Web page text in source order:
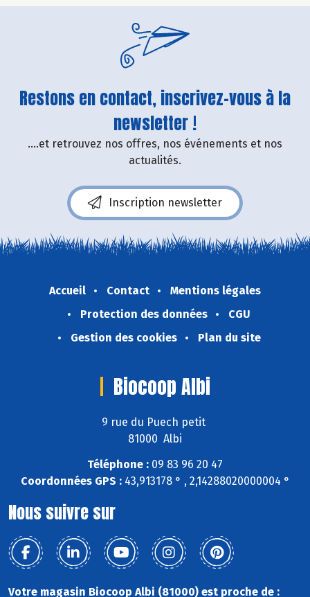
Restons en contact, inscrivez-vous à la
newsletter !
....et retrouvez nos offres, nos événements et nos
actualités.
Inscription newsletter
Accueil Contact
Mentions légales
Protection des données
CGU
Gestion des cookies
Plan du site
Biocoop Albi
9 rue du Puech petit
81000 Albi
Téléphone : 09 83 96 20 47
Coordonnées GPS :43,913178 ° , 2,14288020000004 °
Nous suivre sur
Votre magasin Biocoop Albi (81000) est proche de :